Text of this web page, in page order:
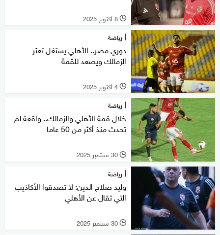
l 8 أكتوبر 2025
رياضة
دوري مصر.. الأهلي يستغل تعثر
الزمالك ويصعد للقمة
l 4 أكتوبر 2025
رياضة
خلال قمة الأهلي والزمالك.. واقعة لم
تحدث منذ أكثر من 50 عاما
l 30 سبتمبر 2025
رياضة
وليد صلاح الدين: لا تصدقوا الأكاذيب
التي تقال عن الأهلي
l 30 سبتمبر 2025